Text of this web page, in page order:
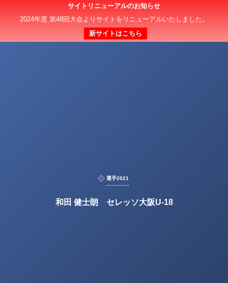
サイトリニューアルのお知らせ
2024年度 第48回大会よりサイトをリニューアルいたしました。
新サイトはこちら
選手2021
和田 健士朗 セレッソ大阪U-18